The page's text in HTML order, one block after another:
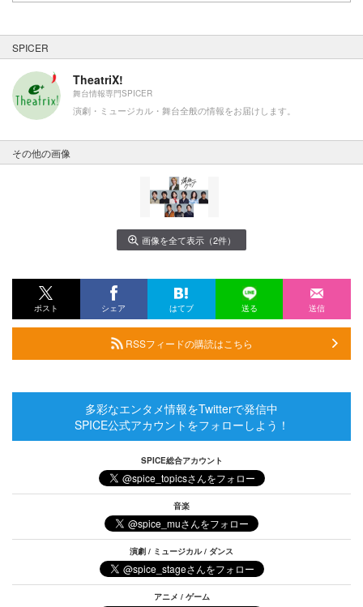
SPICER
TheatriX!
舞台情報専門SPICER
演劇・ミュージカル・舞台全般の情報をお届けします。
その他の画像
画像を全て表示（2件）
ポスト シェア はてブ 送る 送信
RSSフィードの購読はこちら
多彩なエンタメ情報をTwitterで発信中
SPICE公式アカウントをフォローしよう！
SPICE総合アカウント
音楽
演劇 / ミュージカル / ダンス
アニメ / ゲーム